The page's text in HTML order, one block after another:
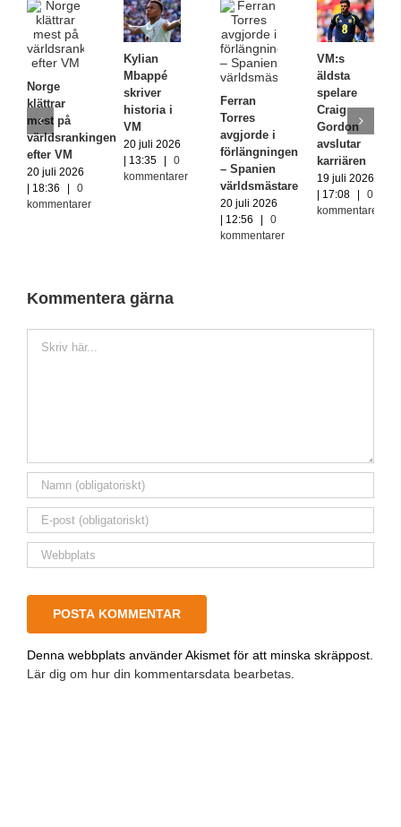
Norge
klättrar
mest på
världsrankingen
efter VM
20 juli 2026
| 18:36
0
kommentarer
Kylian
Mbappé
skriver
historia i
VM
20 juli 2026
| 13:35
0
kommentarer
Ferran
Torres
avgjorde i
förlängningen
– Spanien
världsmästare
20 juli 2026
| 12:56
0
kommentarer
VM:s
äldsta
spelare
Craig
Gordon
avslutar
karriären
19 juli 2026
| 17:08
0
kommentarer
Kommentera gärna
Denna webbplats använder Akismet för att minska skräppost.
Lär dig om hur din kommentarsdata bearbetas.